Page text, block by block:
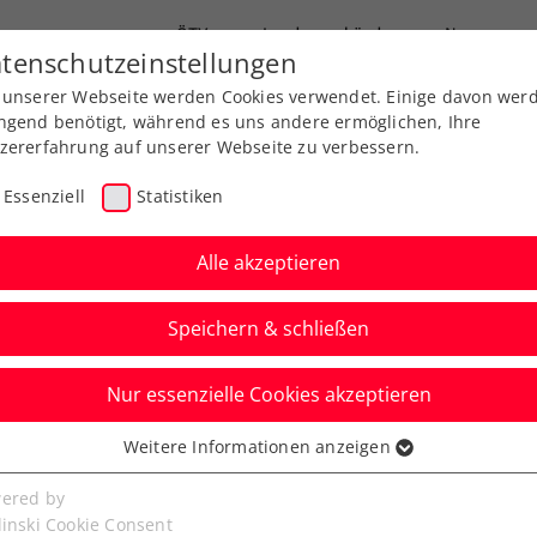
ÖTV Landesverbände News
Ausbildung Services Über uns
Junior Open:
zu Gast beim
Webseite werden Cookies verwendet. Einige davon
benötigt, während es uns andere ermöglichen, Ihre
auf unserer Webseite zu verbessern.
Essenziell Statistiken
Alle akzeptieren
Speichern & schließen
Nur essenzielle Cookies akzeptieren
Cookies werden für grundlegende Funktionen der
benötigt. Dadurch ist gewährleistet, dass die Webseite
Weitere Informationen anzeigen
by
Cookie Consent